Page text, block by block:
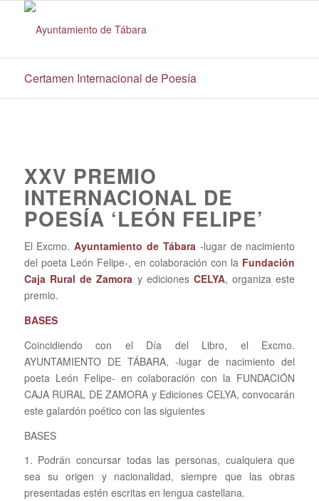
Certamen Internacional de Poesía
XXV PREMIO
INTERNACIONAL DE
POESÍA ‘LEÓN FELIPE’
El Excmo.Ayuntamiento de Tábara -lugar de nacimiento
del poeta León Felipe-, en cola­bo­ración con la Fundación
Caja Rural de Zamora y ediciones CELYA, organiza este
premio.
BASES
Coincidiendo con el Día del Libro, el Excmo.
AYUNTAMIENTO DE TÁBARA, -lugar de nacimiento del
poeta León Felipe- en colaboración con la FUNDACIÓN
CAJA RURAL DE ZAMORA y Ediciones CELYA, convocarán
este galardón poético con las siguientes
BASES
1. Podrán concursar todas las personas, cualquiera que
sea su origen y nacionalidad, siempre que las obras
presentadas estén escritas en lengua castellana.